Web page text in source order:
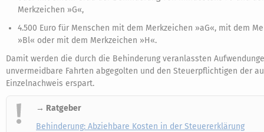
Merkzeichen »G«,
4.500 Euro für Menschen mit dem Merkzeichen »aG«, mit dem
»Bl« oder mit dem Merkzeichen »H«.
Damit werden die durch die Behinderung veranlassten
unvermeidbare Fahrten abgegolten und den Steuerpflichtigen der
Einzelnachweis erspart.
→ Ratgeber
Behinderung: Abziehbare Kosten in der Steuererklärung